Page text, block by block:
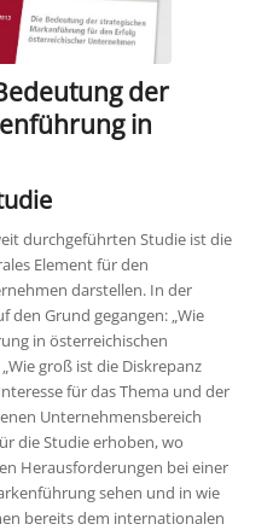
der
in
durchgeführten Studie ist die
Element für den
darstellen. In der
den Grund gegangen: „Wie
in österreichischen
groß ist die Diskrepanz
für das Thema und der
Unternehmensbereich
die Studie erhoben, wo
Herausforderungen bei einer
sehen und in wie
bereits dem internationalen